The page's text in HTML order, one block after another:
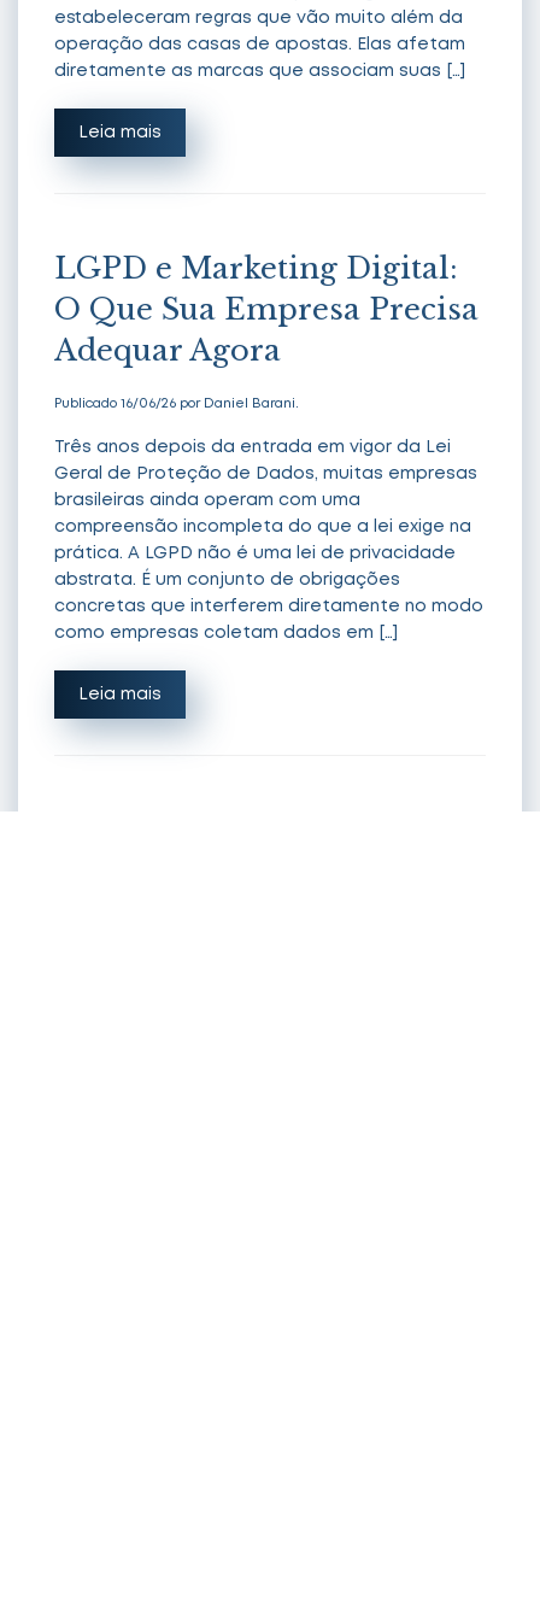
estabeleceram regras que vão muito além da
operação das casas de apostas. Elas afetam
diretamente as marcas que associam suas […]
Leia mais
LGPD e Marketing Digital:
O Que Sua Empresa Precisa
Adequar Agora
Publicado 16/06/26 por Daniel Barani.
Três anos depois da entrada em vigor da Lei
Geral de Proteção de Dados, muitas empresas
brasileiras ainda operam com uma
compreensão incompleta do que a lei exige na
prática. A LGPD não é uma lei de privacidade
abstrata. É um conjunto de obrigações
concretas que interferem diretamente no modo
como empresas coletam dados em […]
Leia mais